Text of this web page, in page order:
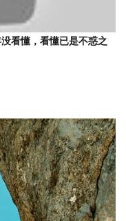
看懂，看懂已是不惑之